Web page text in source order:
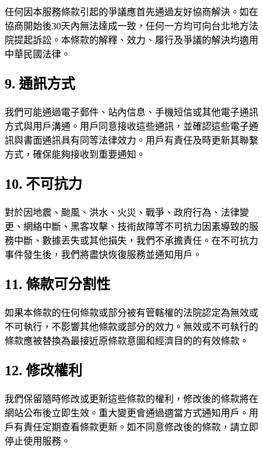
任何因本服務條款引起的爭議應首先通過友好協商解決。如在
協商開始後30天內無法達成一致，任何一方均可向台北地方法
院提起訴訟。本條款的解釋、效力、履行及爭議的解決均適用
中華民國法律。
9. 通訊方式
我們可能通過電子郵件、站內信息、手機短信或其他電子通訊
方式與用戶溝通。用戶同意接收這些通訊，並確認這些電子通
訊與書面通訊具有同等法律效力。用戶有責任及時更新其聯繫
方式，確保能夠接收到重要通知。
10. 不可抗力
對於因地震、颱風、洪水、火災、戰爭、政府行為、法律變
更、網絡中斷、黑客攻擊、技術故障等不可抗力因素導致的服
務中斷、數據丟失或其他損失，我們不承擔責任。在不可抗力
事件發生後，我們將盡快恢復服務並通知用戶。
11. 條款可分割性
如果本條款的任何條款或部分被有管轄權的法院認定為無效或
不可執行，不影響其他條款或部分的效力。無效或不可執行的
條款應被替換為最接近原條款意圖和經濟目的的有效條款。
12. 修改權利
我們保留隨時修改或更新這些條款的權利，修改後的條款將在
網站公布後立即生效。重大變更會通過適當方式通知用戶。用
戶有責任定期查看條款更新。如不同意修改後的條款，請立即
停止使用服務。